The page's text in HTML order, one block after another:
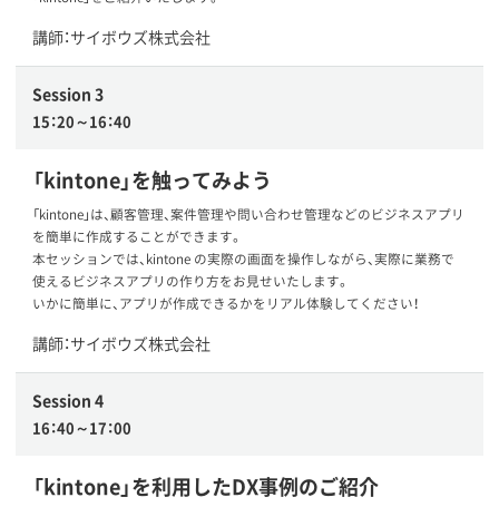
講師：サイボウズ株式会社
Session 3
15：20～16：40
「kintone」を触ってみよう
「kintone」は、顧客管理、案件管理や問い合わせ管理などのビジネスアプリ
を簡単に作成することができます。
本セッションでは、kintone の実際の画面を操作しながら、実際に業務で
使えるビジネスアプリの作り方をお見せいたします。
いかに簡単に、アプリが作成できるかをリアル体験してください！
講師：サイボウズ株式会社
Session 4
16：40～17：00
「kintone」を利用したDX事例のご紹介